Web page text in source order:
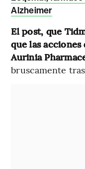
Alzheimer
El post, que
que las
Aurinia
bruscamente